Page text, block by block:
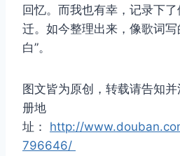
回忆。而我也有幸，记录下
迁。如今整理出来，像歌词
白”。
图文皆为原创，转载请告知
册地
址： http://
796646/